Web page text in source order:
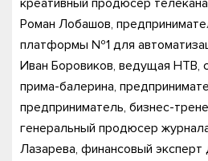
креативный продюсер
Роман Лобашов,
платформы №1 для
Иван Боровиков, ведущая НТВ,
прима-балерина,
предприниматель, бизнес-
генеральный продюсер
Лазарева, финансовый